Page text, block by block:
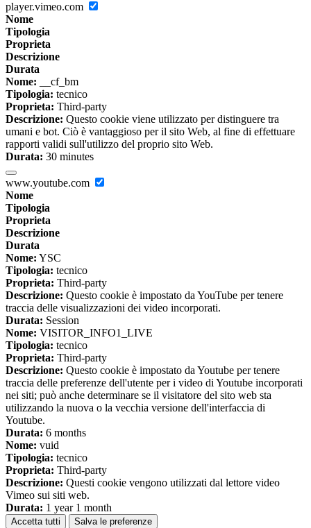
player.vimeo.com
Nome
Tipologia
Proprieta
Descrizione
Durata
Nome: __cf_bm
Tipologia: tecnico
Proprieta: Third-party
Descrizione: Questo cookie viene utilizzato per distinguere tra
umani e bot. Ciò è vantaggioso per il sito Web, al fine di effettuare
rapporti validi sull'utilizzo del proprio sito Web.
Durata: 30 minutes
www.youtube.com
Nome
Tipologia
Proprieta
Descrizione
Durata
Nome: YSC
Tipologia: tecnico
Proprieta: Third-party
Descrizione: Questo cookie è impostato da YouTube per tenere
traccia delle visualizzazioni dei video incorporati.
Durata: Session
Nome: VISITOR_INFO1_LIVE
Tipologia: tecnico
Proprieta: Third-party
Descrizione: Questo cookie è impostato da Youtube per tenere
traccia delle preferenze dell'utente per i video di Youtube incorporati
nei siti; può anche determinare se il visitatore del sito web sta
utilizzando la nuova o la vecchia versione dell'interfaccia di
Youtube.
Durata: 6 months
Nome: vuid
Tipologia: tecnico
Proprieta: Third-party
Descrizione: Questi cookie vengono utilizzati dal lettore video
Vimeo sui siti web.
Durata: 1 year 1 month
Accetta tutti Salva le preferenze